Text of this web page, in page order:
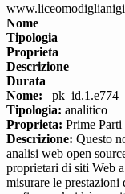
Nome
Tipologia
Proprieta
Descrizione
Durata
Nome: _pk_id.1.e774
Tipologia: analitico
Proprieta: Prime Parti
Descrizione: Questo
analisi web open
proprietari di siti Web
misurare le